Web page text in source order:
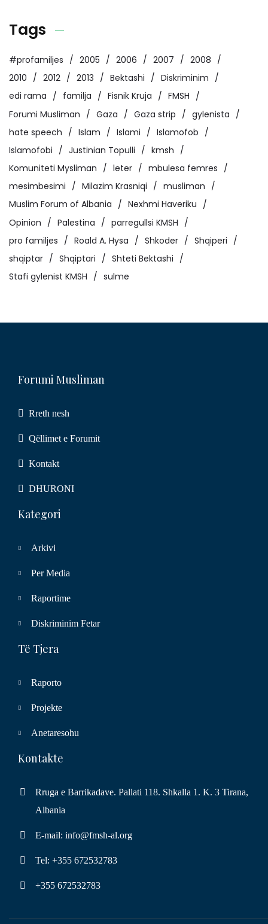
Tags
#profamiljes 2005 2006 2007
2008
2010
2012 2013 Bektashi
Diskriminim
edi rama
familja Fisnik Kruja
FMSH
Forumi Musliman
Gaza Gaza strip
gylenista
hate speech
Islam Islami
Islamofob
Islamofobi
Justinian Topulli
kmsh
Komuniteti Mysliman
leter
mbulesa femres
mesimbesimi
Milazim Krasniqi
musliman
Muslim Forum of Albania
Nexhmi Haveriku
Opinion
Palestina
parregullsi KMSH
pro familjes
Roald A. Hysa Shkoder
Shqiperi
shqiptar
Shqiptari
Shteti Bektashi
Stafi gylenist KMSH
sulme
Forumi Musliman
Rreth nesh
Qëllimet e Forumit
Kontakt
DHURONI
Kategori
Arkivi
Per Media
Raportime
Diskriminim Fetar
Të Tjera
Raporto
Projekte
Anetaresohu
Kontakte
Rruga e Barrikadave. Pallati 118. Shkalla 1. K. 3 Tirana,
Albania
E-mail: info@fmsh-al.org
Tel: +355 672532783
+355 672532783